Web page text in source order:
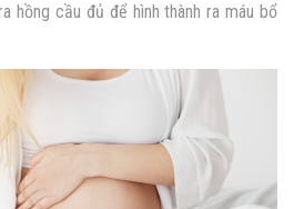
hồng cầu đủ để hình thành ra máu bổ